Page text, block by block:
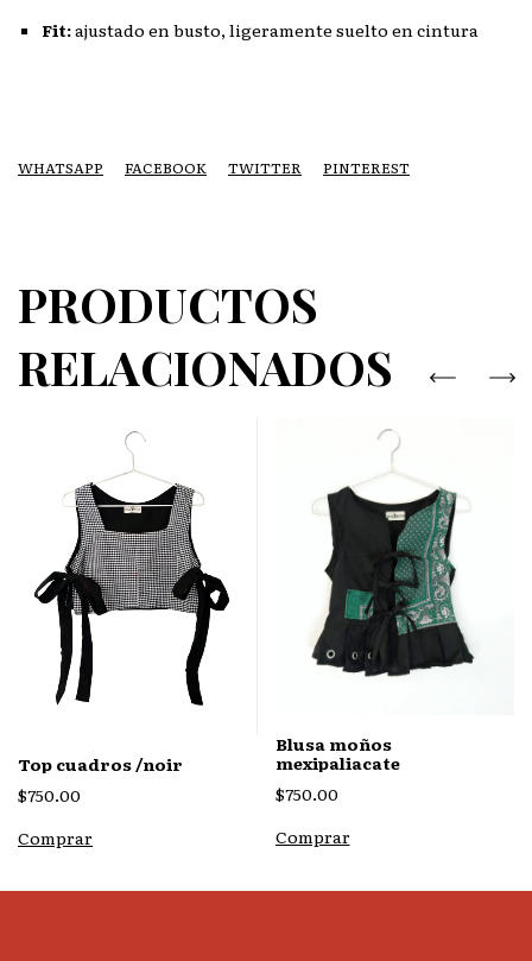
Fit:ajustado en busto, ligeramente suelto en cintura
WHATSAPP FACEBOOK TWITTER PINTEREST
PRODUCTOS
RELACIONADOS
Top cuadros /noir
$750.00
Comprar
Blusa moños
mexipaliacate
$750.00
Comprar